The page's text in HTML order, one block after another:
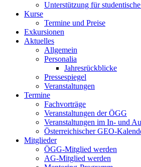
Unterstützung für
Kurse
Termine und Preise
Exkursionen
Aktuelles
Allgemein
Personalia
Jahresrückblicke
Pressespiegel
Veranstaltungen
Termine
Fachvorträge
Veranstaltungen der ÖGG
Veranstaltungen im In- und
Österreichischer GEO-
Mitglieder
ÖGG-Mitglied werden
AG-Mitglied werden